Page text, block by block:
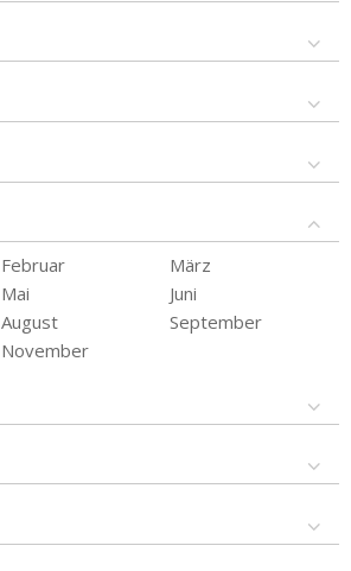
Februar
März
Mai
Juni
August
September
November